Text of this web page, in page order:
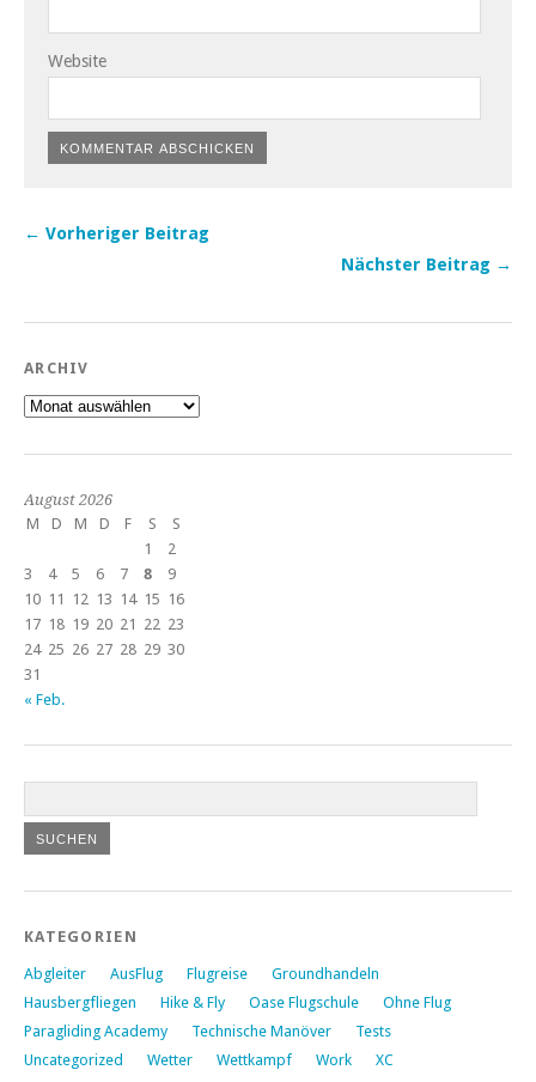
Website
← Vorheriger Beitrag
Nächster Beitrag →
ARCHIV
Archiv
August 2026
M
D M D F S
S
1
2
3
4 5 6 7 8
9
10 11 12 13 14 15 16
17 18 19 20 21 22 23
24 25 26 27 28 29 30
31
« Feb.
KATEGORIEN
Abgleiter AusFlug Flugreise
Groundhandeln
Hausbergfliegen
Hike & Fly Oase Flugschule
Ohne Flug
Paragliding Academy
Technische Manöver
Tests
Uncategorized
Wetter Wettkampf Work XC